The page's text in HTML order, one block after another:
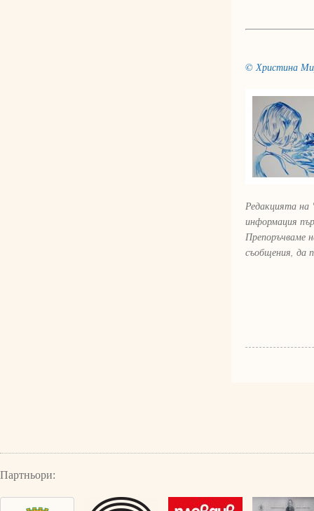
© Христина
Редакцията на
информация
Препоръчваме
съобщения, да
Партньори: